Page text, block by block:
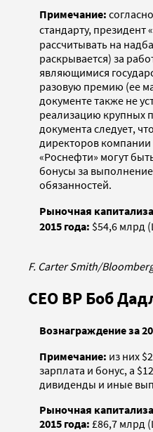
Примечание:
стандарту, президент
рассчитывать на
раскрывается) за
являющимися
разовую премию (ее
документе также не
реализацию крупных
документа следует,
директоров
«Роснефти» могут
бонусы за
обязанностей.
Рыночная
2015 года: $54,6 млрд
F. Carter Smith/
CEO BP Боб
Вознаграждение за
Примечание: из них
зарплата и бонус, а
дивиденды и иные
Рыночная
2015 года: £86,7 млрд